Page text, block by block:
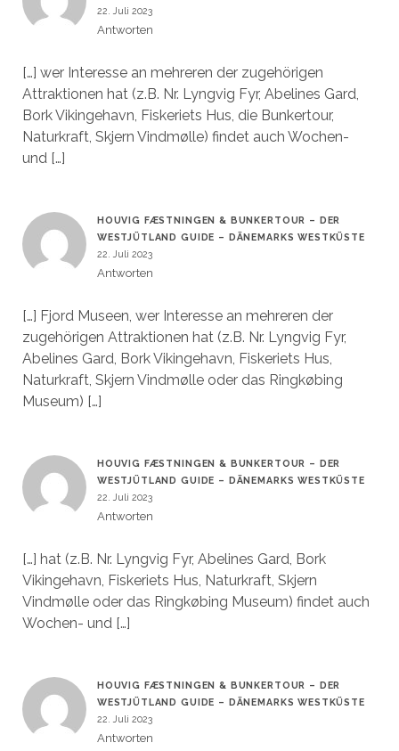
22. Juli 2023
Antworten
[…] wer Interesse an mehreren der zugehörigen
Attraktionen hat (z.B. Nr. Lyngvig Fyr, Abelines Gard,
Bork Vikingehavn, Fiskeriets Hus, die Bunkertour,
Naturkraft, Skjern Vindmølle) findet auch Wochen-
und […]
HOUVIG FÆSTNINGEN & BUNKERTOUR – DER
WESTJÜTLAND GUIDE – DÄNEMARKS WESTKÜSTE
22. Juli 2023
Antworten
[…] Fjord Museen, wer Interesse an mehreren der
zugehörigen Attraktionen hat (z.B. Nr. Lyngvig Fyr,
Abelines Gard, Bork Vikingehavn, Fiskeriets Hus,
Naturkraft, Skjern Vindmølle oder das Ringkøbing
Museum) […]
HOUVIG FÆSTNINGEN & BUNKERTOUR – DER
WESTJÜTLAND GUIDE – DÄNEMARKS WESTKÜSTE
22. Juli 2023
Antworten
[…] hat (z.B. Nr. Lyngvig Fyr, Abelines Gard, Bork
Vikingehavn, Fiskeriets Hus, Naturkraft, Skjern
Vindmølle oder das Ringkøbing Museum) findet auch
Wochen- und […]
HOUVIG FÆSTNINGEN & BUNKERTOUR – DER
WESTJÜTLAND GUIDE – DÄNEMARKS WESTKÜSTE
22. Juli 2023
Antworten